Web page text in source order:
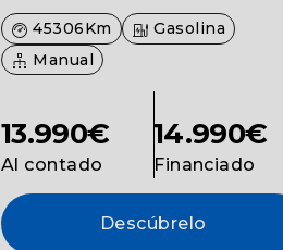
45306Km
Gasolina
Manual
13.990€
Al contado
14.990€
Financiado
Descúbrelo